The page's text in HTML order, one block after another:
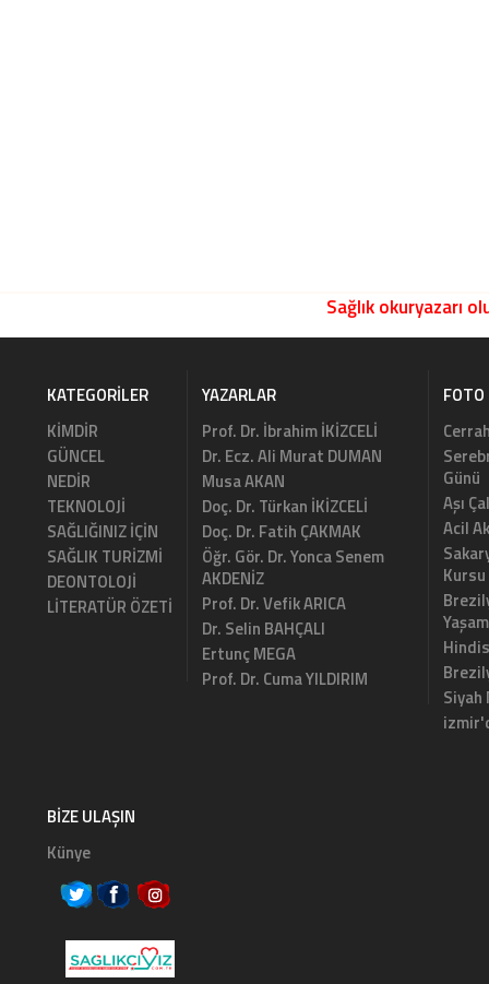
Sağlık okuryazarı
KATEGORILER
KİMDİR
GÜNCEL
NEDİR
TEKNOLOJİ
SAĞLIĞINIZ İÇİN
SAĞLIK TURİZMİ
DEONTOLOJİ
LİTERATÜR ÖZETİ
YAZARLAR
Prof. Dr. İbrahim İKİZCELİ
Dr. Ecz. Ali Murat DUMAN
Musa AKAN
Doç. Dr. Türkan İKİZCELİ
Doç. Dr. Fatih ÇAKMAK
Öğr. Gör. Dr. Yonca Senem
AKDENİZ
Prof. Dr. Vefik ARICA
Dr. Selin BAHÇALI
Ertunç MEGA
Prof. Dr. Cuma YILDIRIM
FOTO
Günü
Aşı
Acil
Kursu
Yaşam
BIZE ULAŞIN
Künye